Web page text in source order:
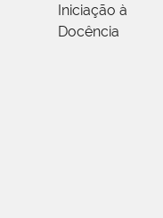
Iniciação à
Docência